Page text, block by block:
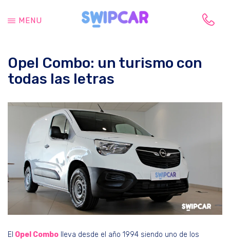
principal
cambia,
tu
coche
MENU
Opel Combo: un turismo con
todas las letras
El Opel Combo lleva desde el año 1994 siendo uno de los